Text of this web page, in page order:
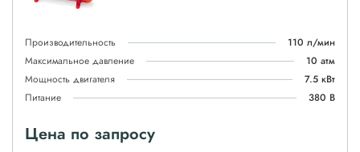
Производительность
110 л/мин
Максимальное давление
10 атм
Мощность двигателя
7.5 кВт
Питание
380 В
Цена по запросу